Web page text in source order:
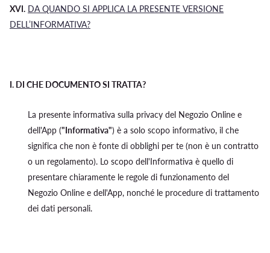
XVI. DA QUANDO SI APPLICA LA PRESENTE VERSIONE
DELL’INFORMATIVA?
I. DI CHE DOCUMENTO SI TRATTA?
La presente informativa sulla privacy del Negozio Online e
dell'App ("Informativa") è a solo scopo informativo, il che
significa che non è fonte di obblighi per te (non è un contratto
o un regolamento). Lo scopo dell'Informativa è quello di
presentare chiaramente le regole di funzionamento del
Negozio Online e dell'App, nonché le procedure di trattamento
dei dati personali.